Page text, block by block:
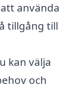
använda
tillgång till
kan välja
och